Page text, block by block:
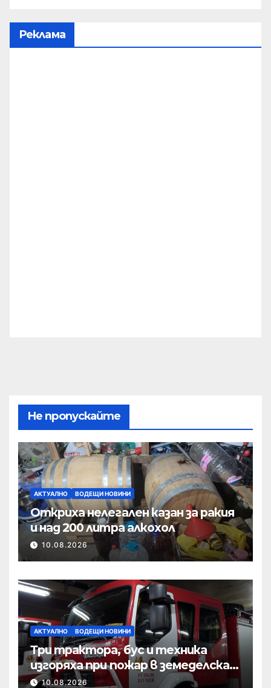
Реклама
Не пропускайте
АКТУАЛНО ВОДЕЩИ НОВИНИ
Откриха нелегален казан за ракия
и над 200 литра алкохол
10.08.2026
АКТУАЛНО ВОДЕЩИ НОВИНИ
Три трактора, бус и техника
изгоряха при пожар в земеделска
база
10.08.2026